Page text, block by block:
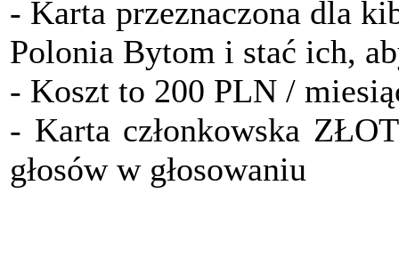
- Karta przeznaczona dla
Polonia Bytom i stać ich,
- Koszt to 200 PLN /
- Karta członkowska
głosów w głosowaniu